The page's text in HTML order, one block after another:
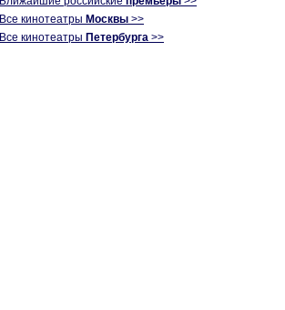
Все кинотеатры Москвы >>
Все кинотеатры Петербурга >>